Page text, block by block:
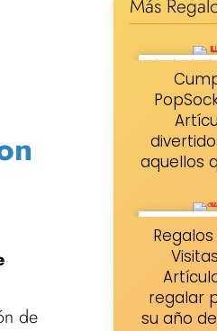
de
Más
★★★
aquellos
★★★
regalar
su año